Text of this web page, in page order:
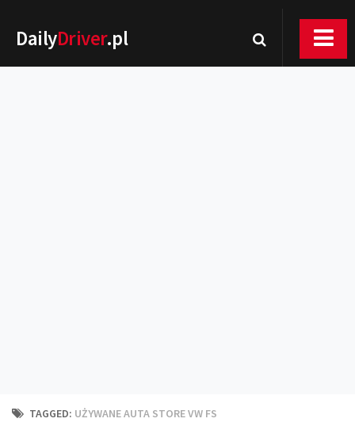
DailyDriver.pl
Technika jazdy
TAGGED: UŻYWANE AUTA STORE VW FS